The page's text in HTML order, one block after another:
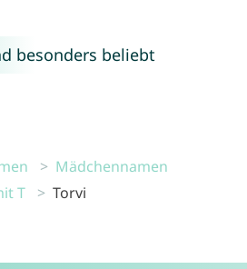
besonders beliebt
Mädchennamen
T
Torvi